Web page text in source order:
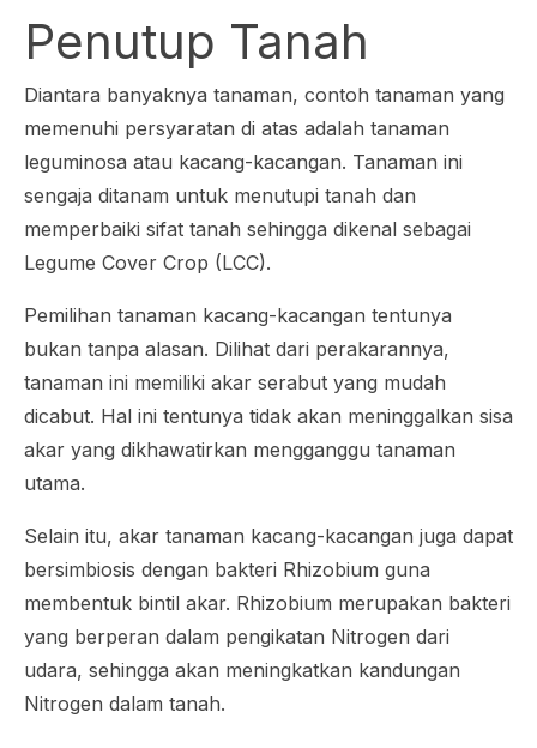
Penutup Tanah
Diantara banyaknya tanaman, contoh tanaman yang
memenuhi persyaratan di atas adalah tanaman
leguminosa atau kacang-kacangan. Tanaman ini
sengaja ditanam untuk menutupi tanah dan
memperbaiki sifat tanah sehingga dikenal sebagai
Legume Cover Crop (LCC).
Pemilihan tanaman kacang-kacangan tentunya
bukan tanpa alasan. Dilihat dari perakarannya,
tanaman ini memiliki akar serabut yang mudah
dicabut. Hal ini tentunya tidak akan meninggalkan sisa
akar yang dikhawatirkan mengganggu tanaman
utama.
Selain itu, akar tanaman kacang-kacangan juga dapat
bersimbiosis dengan bakteri Rhizobium guna
membentuk bintil akar. Rhizobium merupakan bakteri
yang berperan dalam pengikatan Nitrogen dari
udara, sehingga akan meningkatkan kandungan
Nitrogen dalam tanah.